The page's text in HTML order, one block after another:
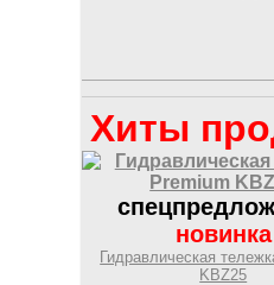
Хиты
новинка
Гидравлическая
KBZ25